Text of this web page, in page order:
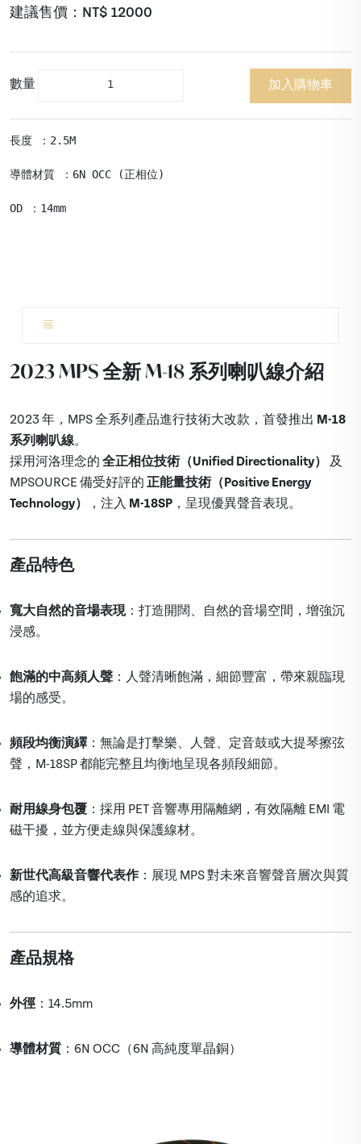
建議售價：NT$ 12000
數量 加入購物車
長度 ：2.5M
導體材質 ：6N OCC (正相位)
OD ：14mm
2023 MPS 全新 M-18 系列喇叭線介紹
2023 年，MPS 全系列產品進行技術大改款，首發推出 M-18
系列喇叭線。
採用河洛理念的 全正相位技術（Unified Directionality）
及
MPSOURCE 備受好評的 正能量技術（Positive Energy
Technology）
，注入 M-18SP ，呈現優異聲音表現。
產品特色
寬大自然的音場表現：打造開闊、自然的音場空間，增強沉
浸感。
飽滿的中高頻人聲 ：人聲清晰飽滿，細節豐富，帶來親臨現
場的感受。
頻段均衡演繹 ：無論是打擊樂、人聲、定音鼓或大提琴擦弦
聲，M-18SP 都能完整且均衡地呈現各頻段細節。
耐用線身包覆 ：採用 PET 音響專用隔離網，有效隔離 EMI 電
磁干擾，並方便走線與保護線材。
新世代高級音響代表作：展現 MPS 對未來音響聲音層次與質
感的追求。
產品規格
外徑 ：14.5mm
導體材質 ：6N OCC（6N 高純度單晶銅）